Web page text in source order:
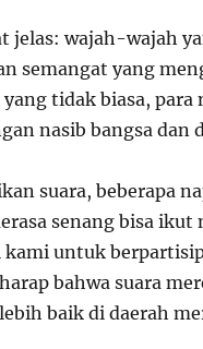
jelas: wajah-wajah
semangat yang
tidak biasa,
nasib bangsa dan
suara, beberapa
senang bisa
kami untuk
bahwa suara
baik di daerah